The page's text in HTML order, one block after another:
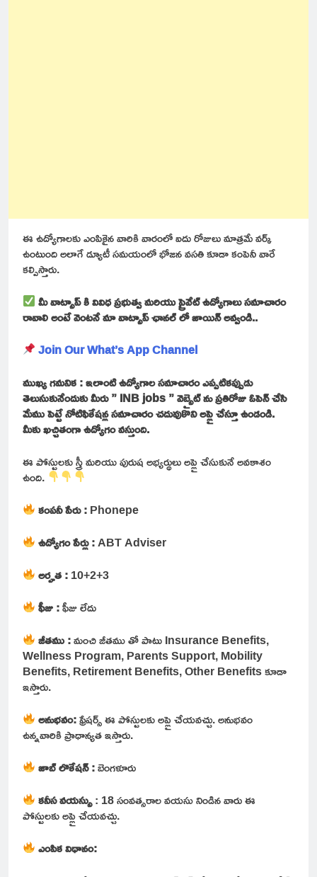
ఈ ఉద్యోగాలకు ఎంపికైన వారికి వారంలో ఐదు రోజులు మాత్రమే వర్క్
ఉంటుంది అలాగే డ్యూటీ సమయంలో భోజన వసతి కూడా కంపెనీ వారే
కల్పిస్తారు.
మీ వాట్సాప్ కి వివిధ ప్రభుత్వ మరియు ప్రైవేట్ ఉద్యోగాలు సమాచారం
రావాలి అంటే వెంటనే మా వాట్సాప్ ఛానల్ లో జాయిన్ అవ్వండి..
Join Our What’s App Channel
ముఖ్య గమనిక : ఇలాంటి ఉద్యోగాల సమాచారం ఎప్పటికప్పుడు
తెలుసుకునేందుకు మీరు ” INB jobs ” వెబ్సైట్ ను ప్రతిరోజు ఓపెన్ చేసి
మేము పెట్టే నోటిఫికేషన్ల సమాచారం చదువుకొని అప్లై చేస్తూ ఉండండి.
మీకు ఖచ్చితంగా ఉద్యోగం వస్తుంది.
ఈ పోస్టులకు స్త్రీ మరియు పురుష అభ్యర్థులు అప్లై చేసుకునే అవకాశం
ఉంది.
కంపనీ పేరు :Phonepe
ఉద్యోగం పేర్లు :ABT Adviser
అర్హత :10+2+3
ఫీజు :ఫీజు లేదు
జీతము :మంచి జీతము తో పాటు Insurance Benefits,
Wellness Program, Parents Support, Mobility
Benefits, Retirement Benefits, Other Benefits కూడా
ఇస్తారు.
అనుభవం:ఫ్రేషర్స్ ఈ పోస్టులకు అప్లై చేయవచ్చు. అనుభవం
ఉన్నవారికి ప్రాధాన్యత ఇస్తారు.
జాబ్ లొకేషన్ :బెంగళూరు
కనీసవయస్సు: 18 సంవత్సరాల వయసు నిండిన వారు ఈ
పోస్టులకు అప్లై చేయవచ్చు.
ఎంపిక విధానం: